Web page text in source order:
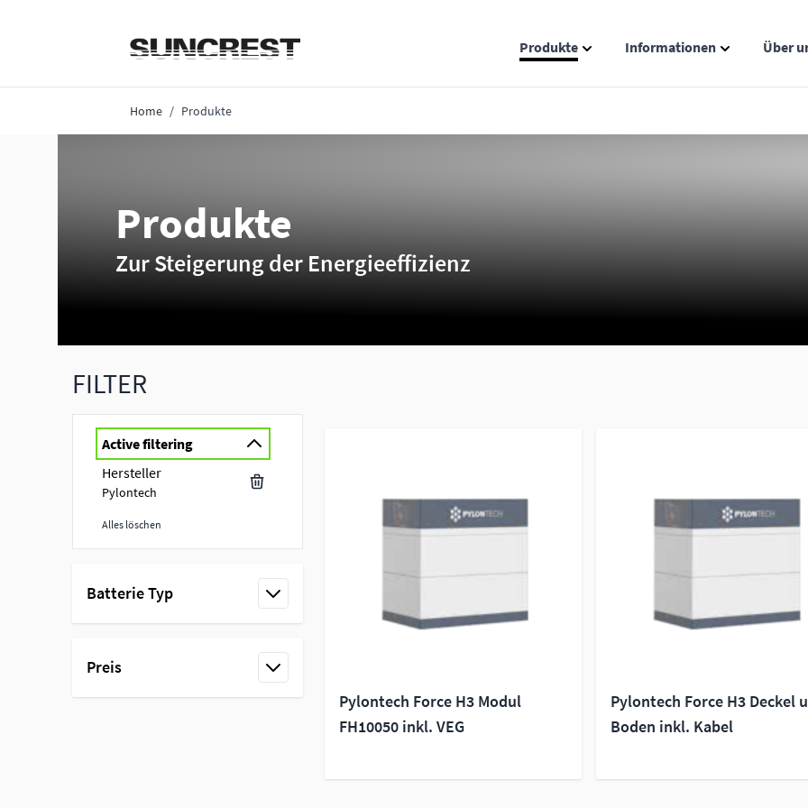
Produkte
Informationen
Über
Home / Produkte
Produkte
Zur Steigerung der Energieeffizienz
FILTER
Active filtering
Hersteller
Pylontech
Alles löschen
Batterie Typ
Preis
Pylontech Force H3 Modul
FH10050 inkl. VEG
Pylontech Force H3 Deckel
Boden inkl. Kabel